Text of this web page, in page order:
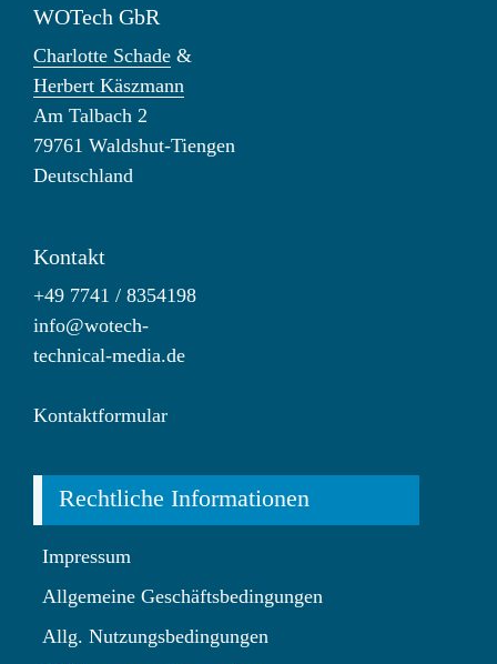
WOTech GbR
Charlotte Schade &
Herbert Käszmann
Am Talbach 2
79761 Waldshut-Tiengen
Deutschland
Kontakt
+49 7741 / 8354198
info@wotech-
technical-media.de
Kontaktformular
Rechtliche Informationen
Impressum
Allgemeine Geschäftsbedingungen
Allg. Nutzungsbedingungen